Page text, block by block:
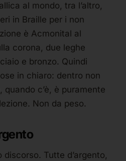
al mondo, tra l’altro,
in Braille per i non
è Acmonital al
corona, due leghe
e bronzo. Quindi
in chiaro: dentro non
quando c’è, è puramente
Non da peso.
Tutte d’argento,